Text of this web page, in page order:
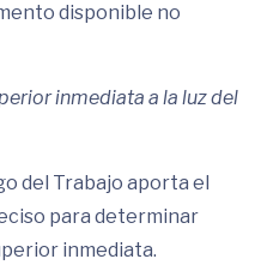
disponible no
inmediata a la luz del
del Trabajo aporta el
para determinar
inmediata.